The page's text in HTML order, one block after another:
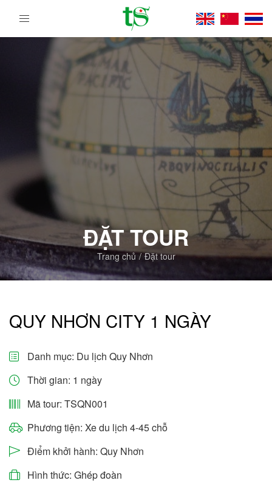
Tour
Du
Lịch
Việt
Nam
|
ĐẶT TOUR
Trang chủ Đặt tour
QUY NHƠN CITY 1 NGÀY
Danh mục: Du lịch Quy Nhơn
Thời gian: 1 ngày
Mã tour: TSQN001
Phương tiện: Xe du lịch 4-45 chỗ
Điểm khởi hành: Quy Nhơn
Hình thức: Ghép đoàn